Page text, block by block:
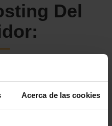
Acerca de las cookies
Del
2. La columna vertebral
sin retraso en el intenso